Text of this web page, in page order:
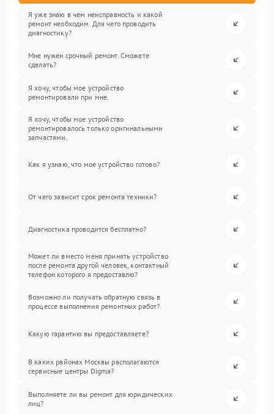
Я уже знаю в чем неисправность и какой
ремонт необходим. Для чего проводить
диагностику?
Мне нужен срочный ремонт. Сможете
сделать?
Я хочу, чтобы мое устройство
ремонтировали при мне.
Я хочу, чтобы мое устройство
ремонтировалось только оригинальными
запчастями.
Как я узнаю, что мое устройство готово?
От чего зависит срок ремонта техники?
Диагностика проводится бесплатно?
Может ли вместо меня принять устройство
после ремонта другой человек, контактный
телефон которого я предоставлю?
Возможно ли получать обратную связь в
процессе выполнения ремонтных работ?
Какую гарантию вы предоставляете?
В каких районах Москвы располагаются
сервисные центры Digma?
Выполняете ли вы ремонт для юридических
лиц?